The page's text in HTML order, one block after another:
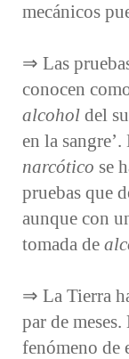
mecánicos
⇒ Las
conocen
alcohol del
en la
narcótico se
pruebas que
aunque con
tomada de
⇒ La Tierra
par de
fenómeno de